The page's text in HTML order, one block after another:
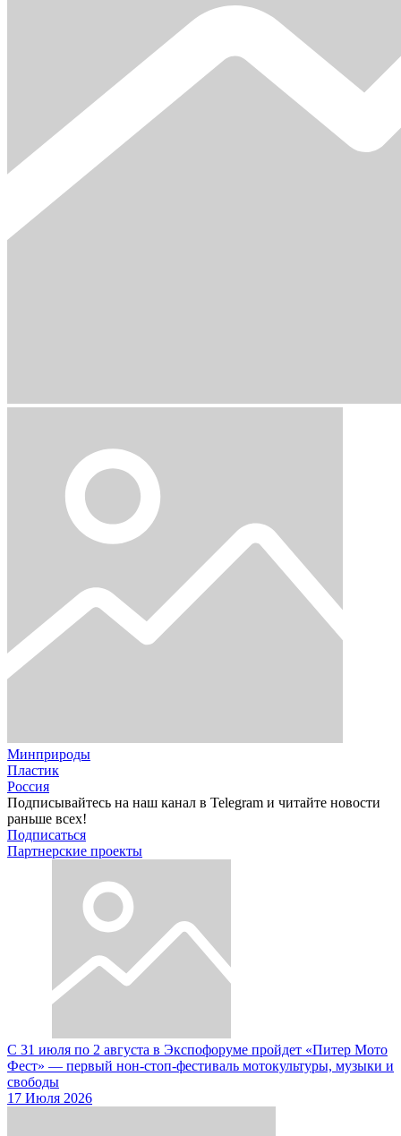
Минприроды
Пластик
Россия
Подписывайтесь на наш канал в Telegram и читайте новости
раньше всех!
Подписаться
Партнерские проекты
С 31 июля по 2 августа в Экспофоруме пройдет «Питер Мото
Фест» — первый нон-стоп-фестиваль мотокультуры, музыки и
свободы
17 Июля 2026